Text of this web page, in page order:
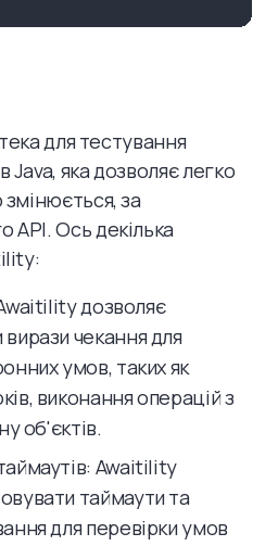
для тестування
Java, яка дозволяє легко
за
API. Ось декілька
дозволяє
чекання для
умов, таких як
виконання операцій з
об'єктів.
Awaitility
таймаути та
для перевірки умов